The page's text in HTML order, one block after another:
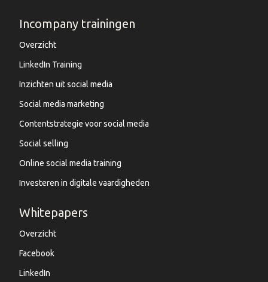
Incompany trainingen
Overzicht
LinkedIn Training
Inzichten uit social media
Social media marketing
Contentstrategie voor social media
Social selling
Online social media training
Investeren in digitale vaardigheden
Whitepapers
Overzicht
Facebook
LinkedIn